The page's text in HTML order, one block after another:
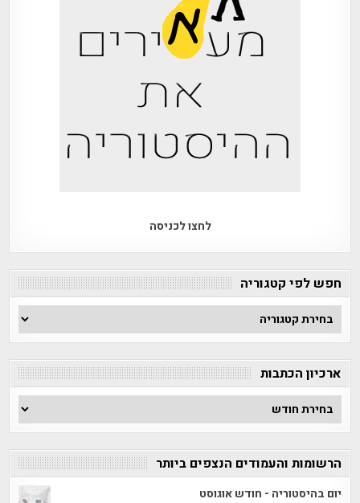
לחצו לכניסה
חפש לפי קטגוריה
חפש
לפי
קטגוריה
ארכיון הכתבות
ארכיון
הכתבות
הרשומות והעמודים הנצפים ביותר
יום בהיסטוריה - חודש אוגוסט